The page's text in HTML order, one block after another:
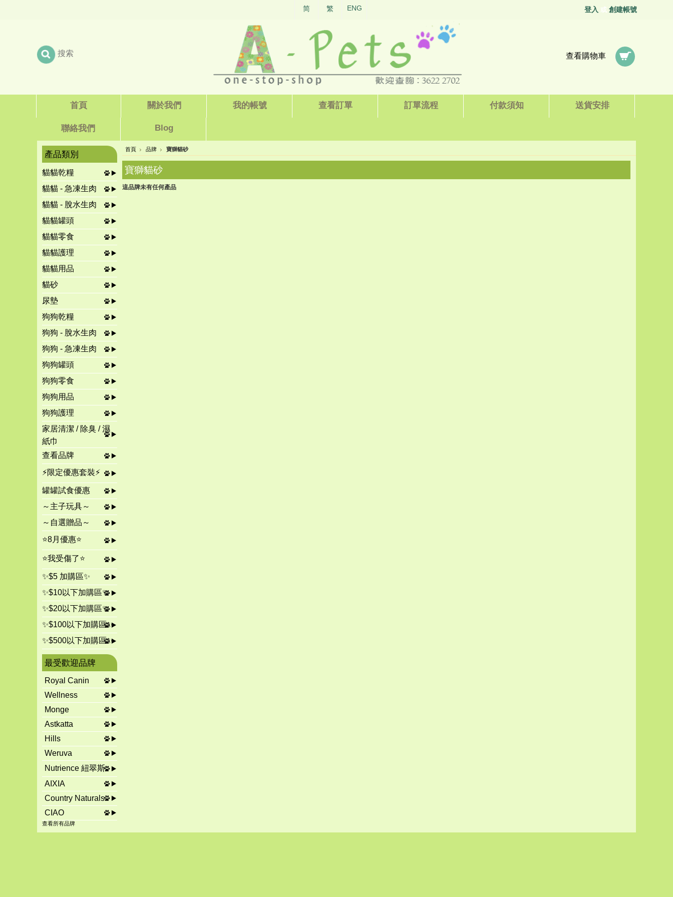
简 繁 ENG 登入 或 創建帳號
查看購物車
首頁 關於我們 我的帳號 查看訂單 訂單流程 付款須知 送貨安排
聯絡我們 Blog
產品類別
貓貓乾糧
貓貓 - 急凍生肉
貓貓 - 脫水生肉
貓貓罐頭
貓貓零食
貓貓護理
貓貓用品
貓砂
尿墊
狗狗乾糧
狗狗 - 脫水生肉
狗狗 - 急凍生肉
狗狗罐頭
狗狗零食
狗狗用品
狗狗護理
家居清潔 / 除臭 / 濕
紙巾
查看品牌
⚡限定優惠套裝⚡
罐罐試食優惠
～主子玩具～
～自選贈品～
⭐8月優惠⭐
⭐我受傷了⭐
✨$5 加購區✨
✨$10以下加購區✨
✨$20以下加購區✨
✨$100以下加購區✨
✨$500以下加購區✨
最受歡迎品牌
Royal Canin
Wellness
Monge
Astkatta
Hills
Weruva
Nutrience 紐翠斯
AIXIA
Country Naturals
CIAO
查看所有品牌
首頁 品牌 寶獅貓砂
寶獅貓砂
這品牌未有任何產品